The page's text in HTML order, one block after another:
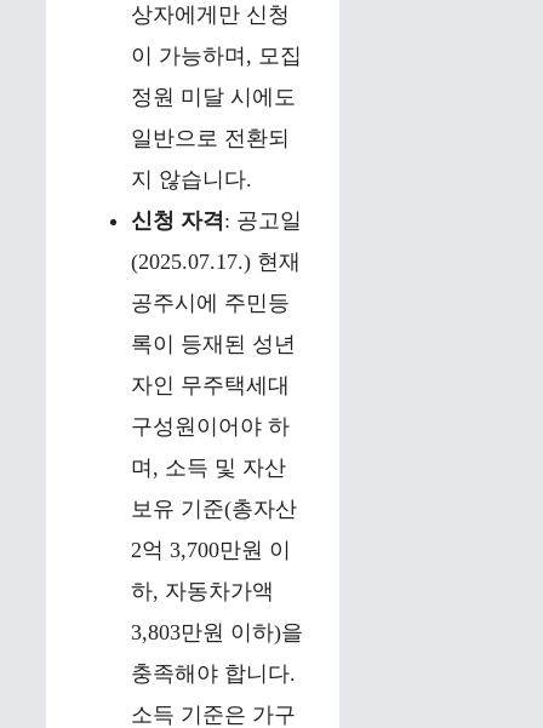
상자에게만 신청
이 가능하며, 모집
정원 미달 시에도
일반으로 전환되
지 않습니다.
신청 자격 : 공고일
(2025.07.17.) 현재
공주시에 주민등
록이 등재된 성년
자인 무주택세대
구성원이어야 하
며, 소득 및 자산
보유 기준(총자산
2억 3,700만원 이
하, 자동차가액
3,803만원 이하)을
충족해야 합니다.
소득 기준은 가구